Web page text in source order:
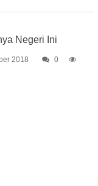
Negeri Ini
2018
0